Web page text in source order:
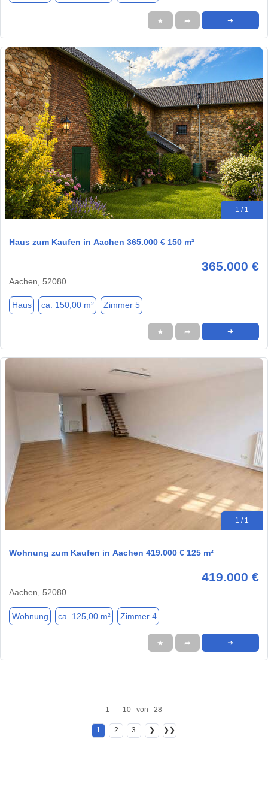
★ ➦ ➜
1 / 1
Haus zum Kaufen in Aachen 365.000 € 150 m²
365.000 €
Aachen, 52080
Haus ca. 150,00 m² Zimmer 5
★ ➦ ➜
1 / 1
Wohnung zum Kaufen in Aachen 419.000 € 125 m²
419.000 €
Aachen, 52080
Wohnung ca. 125,00 m² Zimmer 4
★ ➦ ➜
1 - 10 von 28
1 2 3 ❯ ❯❯